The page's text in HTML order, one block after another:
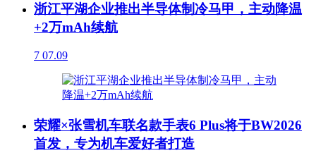
浙江平湖企业推出半导体制冷马甲，主动降温
+2万mAh续航
7 07.09
荣耀×张雪机车联名款手表6 Plus将于BW2026
首发，专为机车爱好者打造